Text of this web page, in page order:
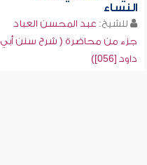
النساء
للشيخ: عبد المحسن العباد
جزء من محاضرة ( شرح سنن أبي
داود [056])